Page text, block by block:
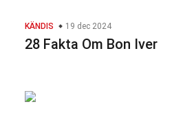
KÄNDIS 19 dec 2024
28 Fakta Om Bon Iver